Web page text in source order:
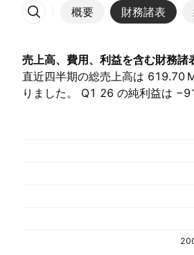
概要 財務諸表
その他
売上高、費用、利益を含む財務諸
直近四半期の総売上高は ‪619.70
りました。 Q1 26 の純利益は